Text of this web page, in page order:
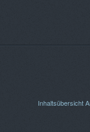
Inhaltsübersicht